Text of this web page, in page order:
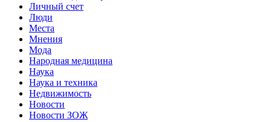
Личный счет
Люди
Места
Мнения
Мода
Народная медицина
Наука
Наука и техника
Недвижимость
Новости
Новости ЗОЖ